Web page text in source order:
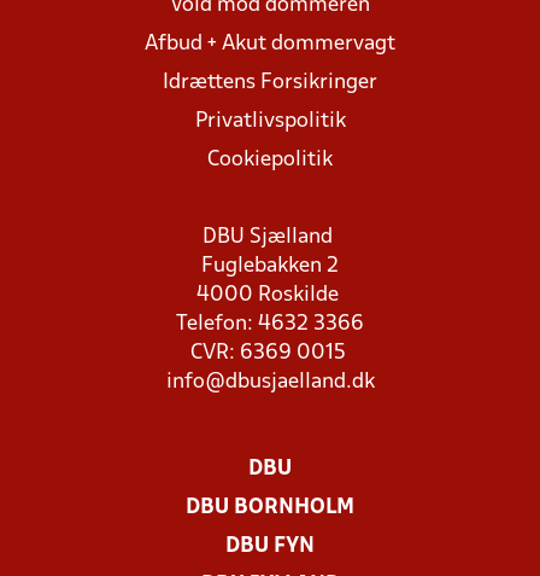
Vold mod dommeren
Afbud + Akut dommervagt
Idrættens Forsikringer
Privatlivspolitik
Cookiepolitik
DBU Sjælland
Fuglebakken 2
4000 Roskilde
Telefon: 4632 3366
CVR: 6369 0015
info@dbusjaelland.dk
DBU
DBU BORNHOLM
DBU FYN